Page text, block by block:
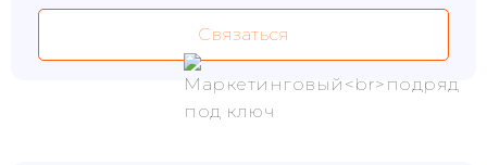
Связаться